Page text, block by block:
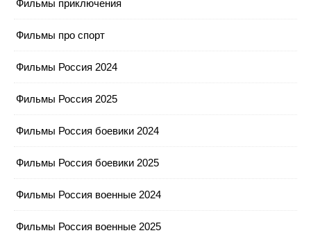
Фильмы приключения
Фильмы про спорт
Фильмы Россия 2024
Фильмы Россия 2025
Фильмы Россия боевики 2024
Фильмы Россия боевики 2025
Фильмы Россия военные 2024
Фильмы Россия военные 2025